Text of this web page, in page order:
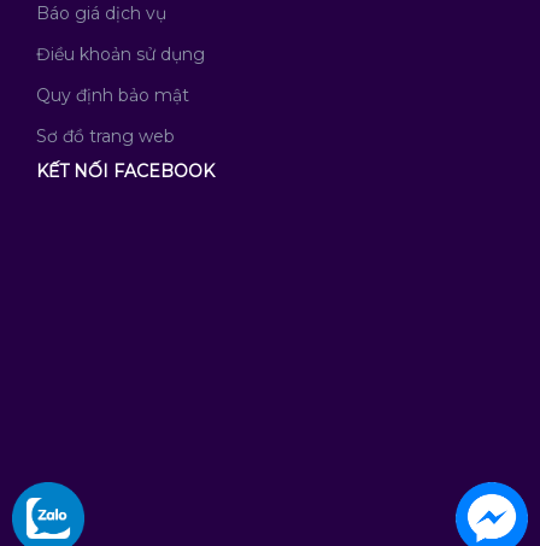
Báo giá dịch vụ
Điều khoản sử dụng
Quy định bảo mật
Sơ đồ trang web
KẾT NỐI FACEBOOK